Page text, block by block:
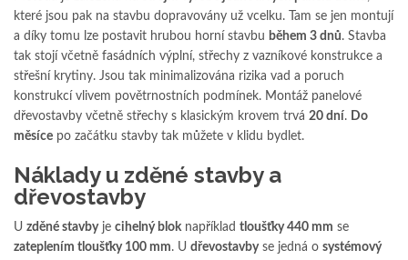
které jsou pak na stavbu dopravovány už vcelku. Tam se jen montují
a díky tomu lze postavit hrubou horní stavbu během 3 dnů. Stavba
tak stojí včetně fasádních výplní, střechy z vazníkové konstrukce a
střešní krytiny. Jsou tak minimalizována rizika vad a poruch
konstrukcí vlivem povětrnostních podmínek. Montáž panelové
dřevostavby včetně střechy s klasickým krovem trvá 20 dní. Do
měsíce po začátku stavby tak můžete v klidu bydlet.
Náklady u zděné stavby a
dřevostavby
U zděné stavbyje cihelný bloknapříklad tloušťky 440 mm se
zateplením tloušťky 100 mm. U dřevostavbyse jedná o systémový